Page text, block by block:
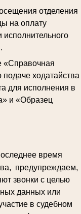
отделения
на оплату
«Справочная
ходатайства
для исполнения в
и «Образец
время
предупреждаем,
звонки с целью
данных или
в судебном